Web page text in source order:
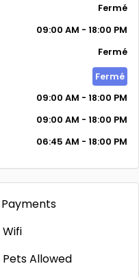
Fermé
09:00 AM - 18:00 PM
Fermé
Fermé
09:00 AM - 18:00 PM
09:00 AM - 18:00 PM
06:45 AM - 18:00 PM
Wifi
Pets Allowed